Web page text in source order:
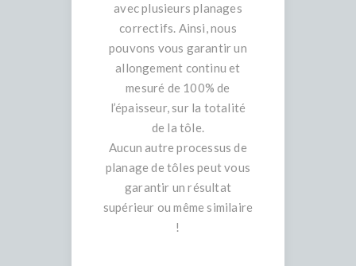
avec plusieurs planages
correctifs. Ainsi, nous
pouvons vous garantir un
allongement continu et
mesuré de 100% de
l’épaisseur, sur la totalité
de la tôle.
Aucun autre processus de
planage de tôles peut vous
garantir un résultat
supérieur ou même similaire
!